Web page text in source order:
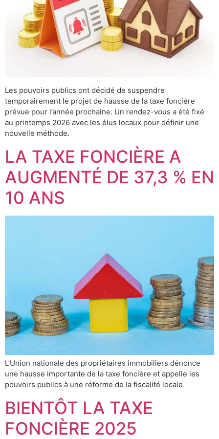
Les pouvoirs publics ont décidé de suspendre
temporairement le projet de hausse de la taxe foncière
prévue pour l’année prochaine. Un rendez-vous a été fixé
au printemps 2026 avec les élus locaux pour définir une
nouvelle méthode.
LA TAXE FONCIÈRE A
AUGMENTÉ DE 37,3 % EN
10 ANS
L’Union nationale des propriétaires immobiliers dénonce
une hausse importante de la taxe foncière et appelle les
pouvoirs publics à une réforme de la fiscalité locale.
BIENTÔT LA TAXE
FONCIÈRE 2025